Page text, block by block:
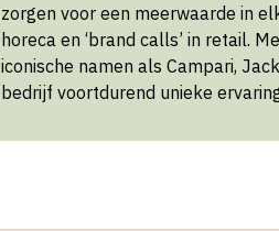
zorgen voor een meerwaarde in
horeca en ‘brand calls’ in retail.
iconische namen als Campari,
bedrijf voortdurend unieke